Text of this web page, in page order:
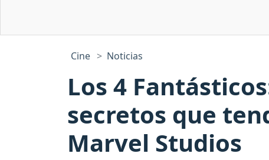
Cine Noticias
Los 4
secretos que
Marvel Studios